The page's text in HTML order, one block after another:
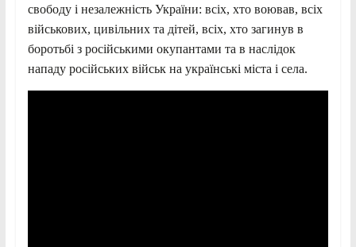
свободу і незалежність України: всіх, хто воював, всіх
військових, цивільних та дітей, всіх, хто загинув в
боротьбі з російськими окупантами та в наслідок
нападу російських військ на українські міста і села.